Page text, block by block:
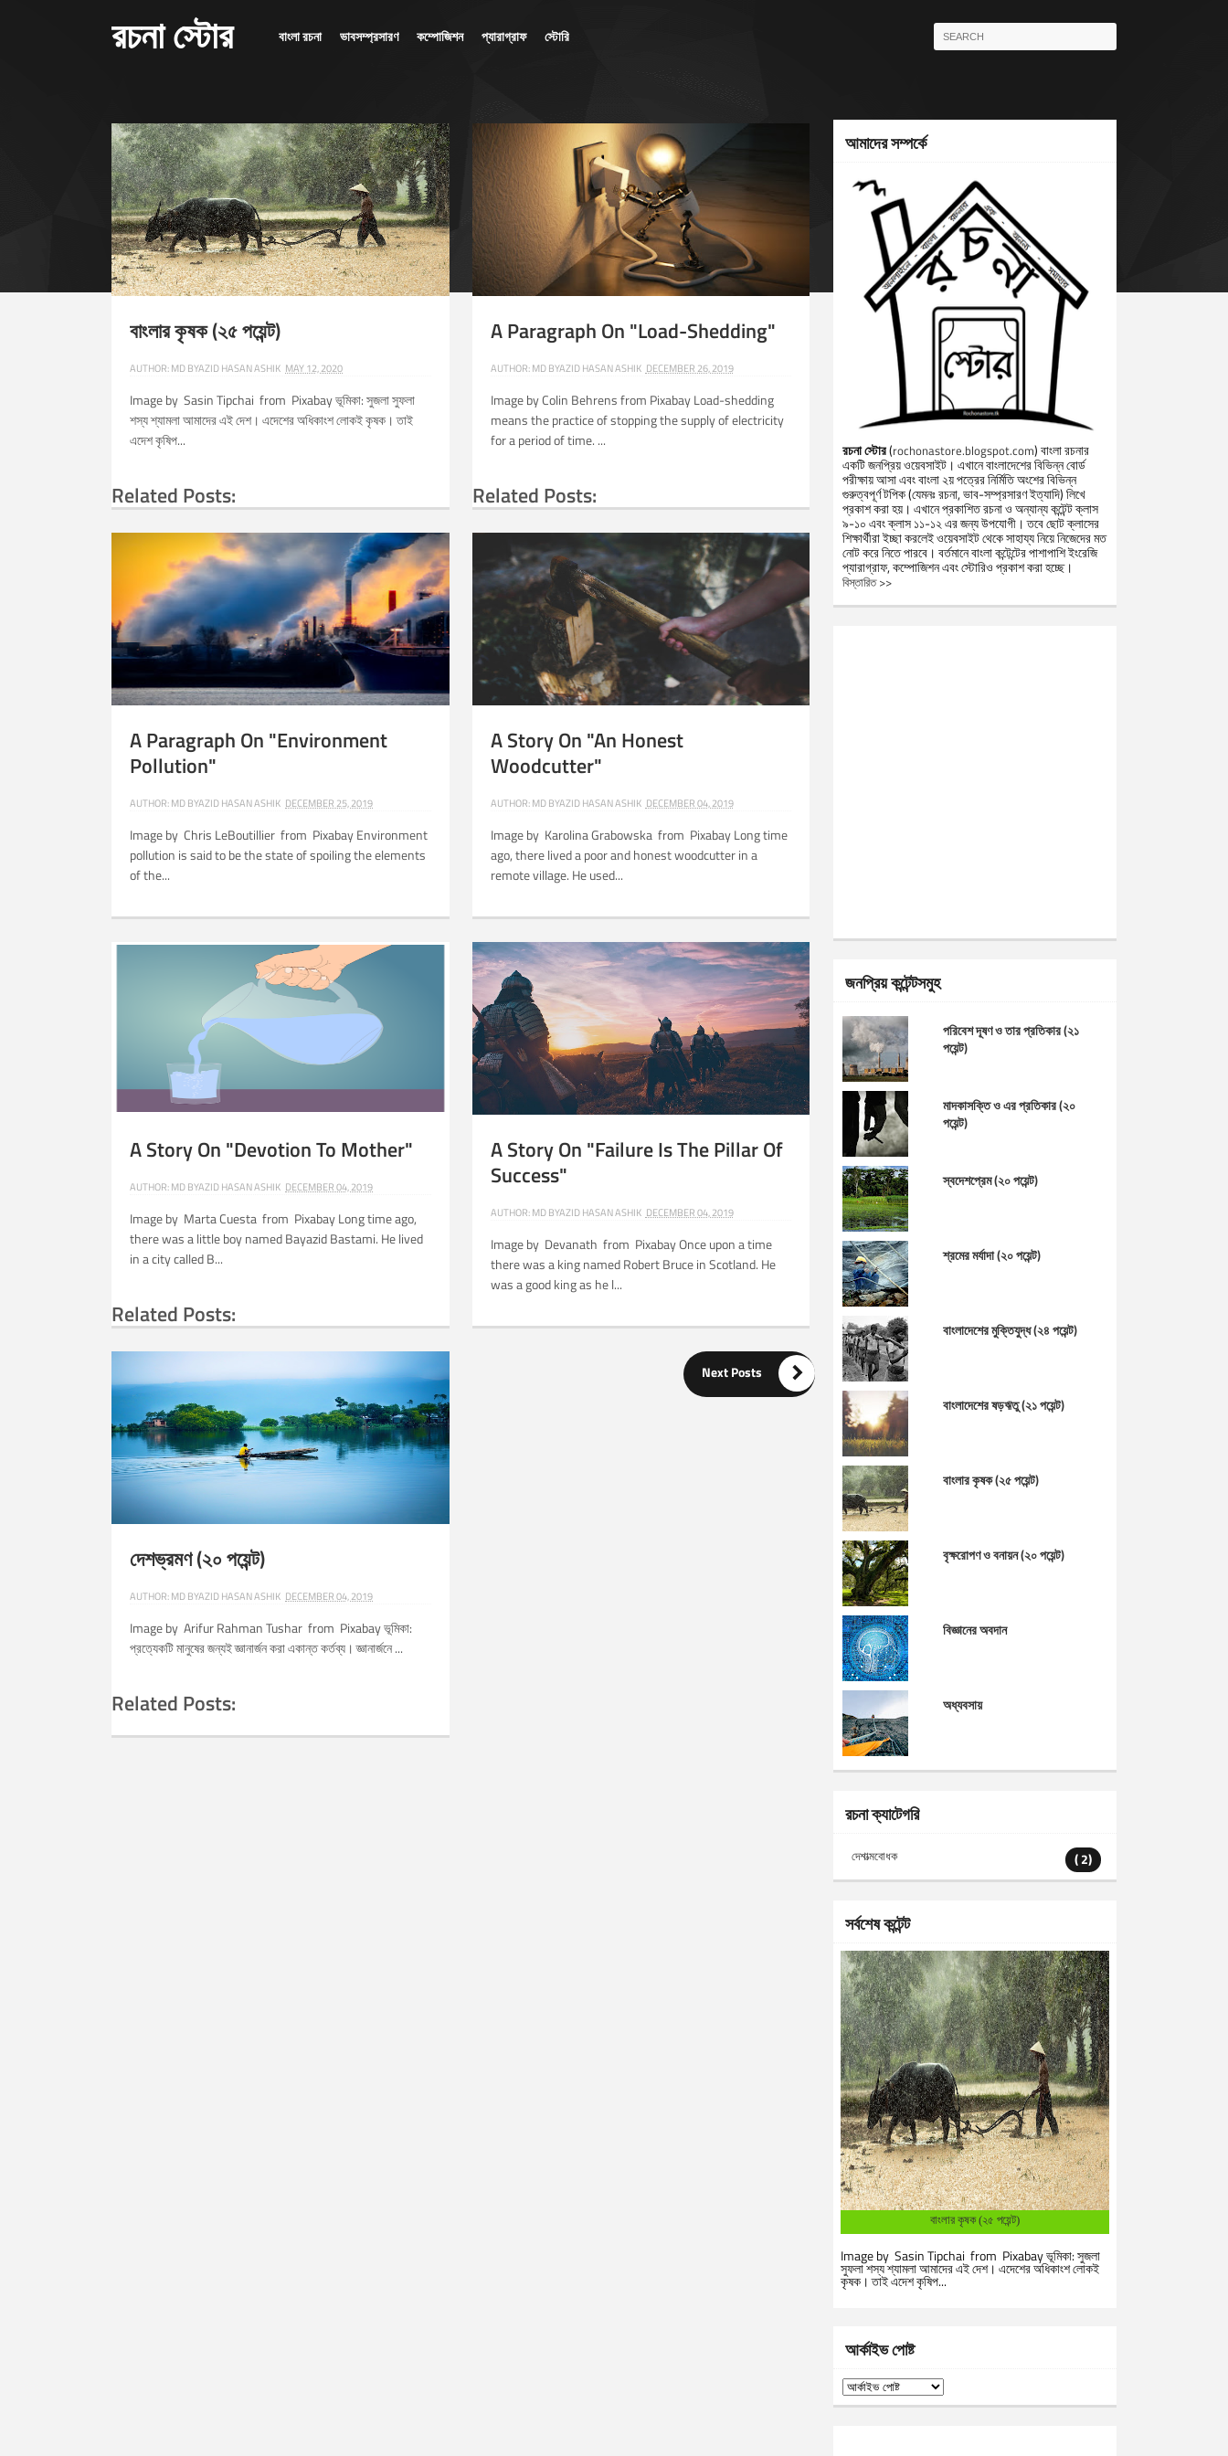
রচনা স্টোর বাংলা রচনা ভাবসম্প্রসারণ কম্পোজিশন প্যারাগ্রাফ স্টোরি
বাংলার কৃষক (২৫ পয়েন্ট)
AUTHOR:MD BYAZID HASAN ASHIK MAY 12, 2020
Image by Sasin Tipchai from Pixabay ভূমিকা: সুজলা সুফলা
শস্য শ্যামলা আমাদের এই দেশ। এদেশের অধিকাংশ লোকই কৃষক। তাই
এদেশ কৃষিপ...
Related Posts:
LABEL : ELECTRICITY
A Paragraph On "Load-Shedding"
AUTHOR:MD BYAZID HASAN ASHIK DECEMBER 26, 2019
Image by Colin Behrens from Pixabay Load-shedding
means the practice of stopping the supply of electricity
for a period of time. ...
Related Posts:
A Paragraph On "Environment
Pollution"
AUTHOR:MD BYAZID HASAN ASHIK DECEMBER 25, 2019
Image by Chris LeBoutillier from Pixabay Environment
pollution is said to be the state of spoiling the elements
of the...
LABEL : A STORY ABOUT AN HONEST WOODCUTTER
A Story On "An Honest
Woodcutter"
AUTHOR:MD BYAZID HASAN ASHIK DECEMBER 04, 2019
Image by Karolina Grabowska from Pixabay Long time
ago, there lived a poor and honest woodcutter in a
remote village. He used...
A Story On "Devotion To Mother"
AUTHOR:MD BYAZID HASAN ASHIK DECEMBER 04, 2019
Image by Marta Cuesta from Pixabay Long time ago,
there was a little boy named Bayazid Bastami. He lived
in a city called B...
Related Posts:
LABEL : A STORY ABOUT
A Story On "Failure Is The Pillar Of
Success"
AUTHOR:MD BYAZID HASAN ASHIK DECEMBER 04, 2019
Image by Devanath from Pixabay Once upon a time
there was a king named Robert Bruce in Scotland. He
was a good king as he l...
দেশভ্রমণ (২০ পয়েন্ট)
AUTHOR:MD BYAZID HASAN ASHIK DECEMBER 04, 2019
Image by Arifur Rahman Tushar from Pixabay ভূমিকা:
প্রত্যেকটি মানুষের জন্যই জ্ঞানার্জন করা একান্ত কর্তব্য। জ্ঞানার্জনে ...
Related Posts:
Next Posts 
আমাদের সম্পর্কে
রচনা স্টোর(rochonastore.blogspot.com) বাংলা রচনার
একটি জনপ্রিয় ওয়েবসাইট। এখানে বাংলাদেশের বিভিন্ন বোর্ড
পরীক্ষায় আসা এবং বাংলা ২য় পত্রের নির্মিতি অংশের বিভিন্ন
গুরুত্বপূর্ণ টপিক (যেমনঃ রচনা, ভাব-সম্প্রসারণ ইত্যাদি) লিখে
প্রকাশ করা হয়। এখানে প্রকাশিত রচনা ও অন্যান্য কন্টেন্ট ক্লাস
৯-১০ এবং ক্লাস ১১-১২ এর জন্য উপযোগী। তবে ছোট ক্লাসের
শিক্ষার্থীরা ইচ্ছা করলেই ওয়েবসাইট থেকে সাহায্য নিয়ে নিজেদের মত
নোট করে নিতে পারবে। বর্তমানে বাংলা কন্টেন্টের পাশাপাশি ইংরেজি
প্যারাগ্রাফ, কম্পোজিশন এবং স্টোরিও প্রকাশ করা হচ্ছে।
বিস্তারিত >>
জনপ্রিয় কন্টেন্টসমুহ
পরিবেশ দূষণ ও তার প্রতিকার (২১
পয়েন্ট)
মাদকাসক্তি ও এর প্রতিকার (২০
পয়েন্ট)
স্বদেশপ্রেম (২০ পয়েন্ট)
শ্রমের মর্যাদা (২০ পয়েন্ট)
বাংলাদেশের মুক্তিযুদ্ধ (২৪ পয়েন্ট)
বাংলাদেশের ষড়ঋতু (২১ পয়েন্ট)
বাংলার কৃষক (২৫ পয়েন্ট)
বৃক্ষরোপণ ও বনায়ন (২০ পয়েন্ট)
বিজ্ঞানের অবদান
অধ্যবসায়
রচনা ক্যাটেগরি
দেশাত্মবোধক ( 2)
সর্বশেষ কন্টেন্ট
বাংলার কৃষক (২৫ পয়েন্ট)
Image by Sasin Tipchai from Pixabay ভূমিকা: সুজলা
সুফলা শস্য শ্যামলা আমাদের এই দেশ। এদেশের অধিকাংশ লোকই
কৃষক। তাই এদেশ কৃষিপ...
আর্কাইভ পোষ্ট